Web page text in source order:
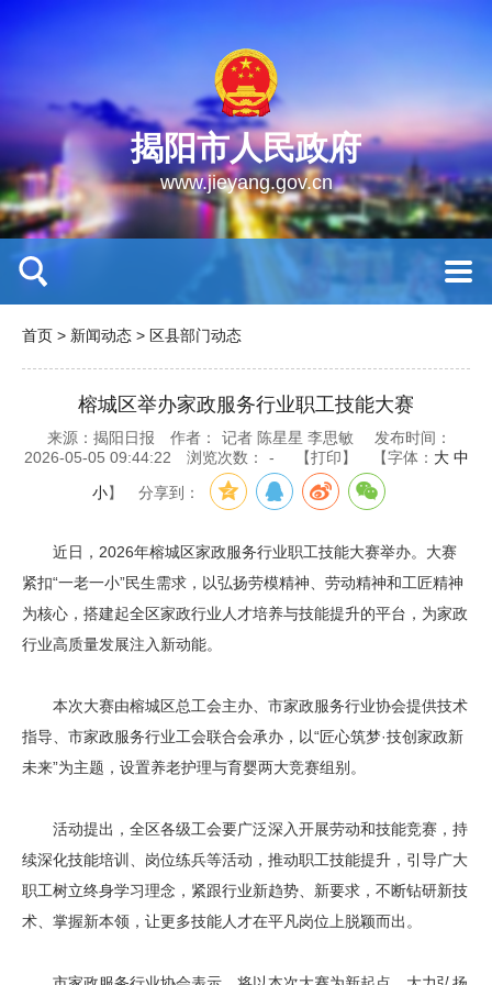
揭阳市人民政府
www.jieyang.gov.cn
首页 > 新闻动态 > 区县部门动态
榕城区举办家政服务行业职工技能大赛
来源：揭阳日报 作者： 记者 陈星星 李思敏
发布时间：
2026-05-05 09:44:22
浏览次数： - 【打印】 【字体： 大 中
小】 分享到：
近日，2026年榕城区家政服务行业职工技能大赛举办。大赛
紧扣“一老一小”民生需求，以弘扬劳模精神、劳动精神和工匠精神
为核心，搭建起全区家政行业人才培养与技能提升的平台，为家政
行业高质量发展注入新动能。
本次大赛由榕城区总工会主办、市家政服务行业协会提供技术
指导、市家政服务行业工会联合会承办，以“匠心筑梦·技创家政新
未来”为主题，设置养老护理与育婴两大竞赛组别。
活动提出，全区各级工会要广泛深入开展劳动和技能竞赛，持
续深化技能培训、岗位练兵等活动，推动职工技能提升，引导广大
职工树立终身学习理念，紧跟行业新趋势、新要求，不断钻研新技
术、掌握新本领，让更多技能人才在平凡岗位上脱颖而出。